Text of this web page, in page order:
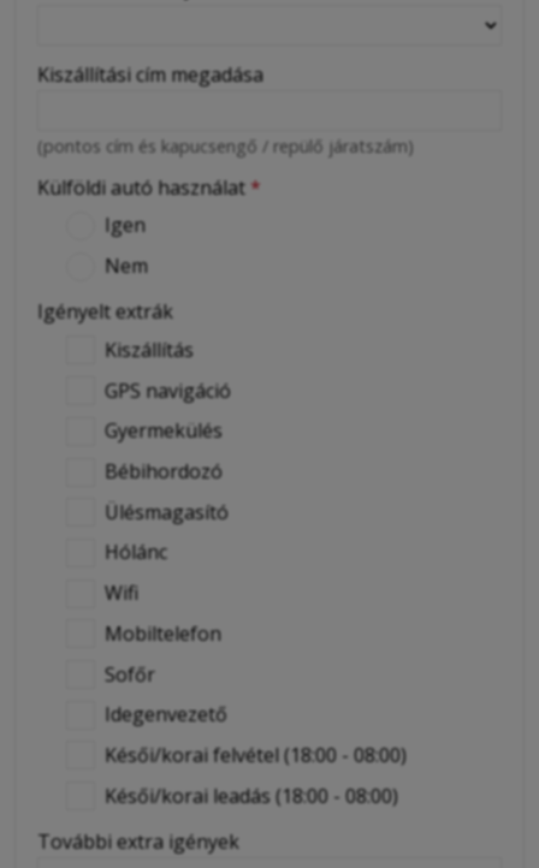
Kiszállítási cím megadása
(pontos cím és kapucsengő / repülő járatszám)
Külföldi autó használat *
Igen
Nem
Igényelt extrák
Kiszállítás
GPS navigáció
Gyermekülés
Bébihordozó
Ülésmagasító
Hólánc
Wifi
Mobiltelefon
Sofőr
Idegenvezető
Késői/korai felvétel (18:00 - 08:00)
Késői/korai leadás (18:00 - 08:00)
További extra igények